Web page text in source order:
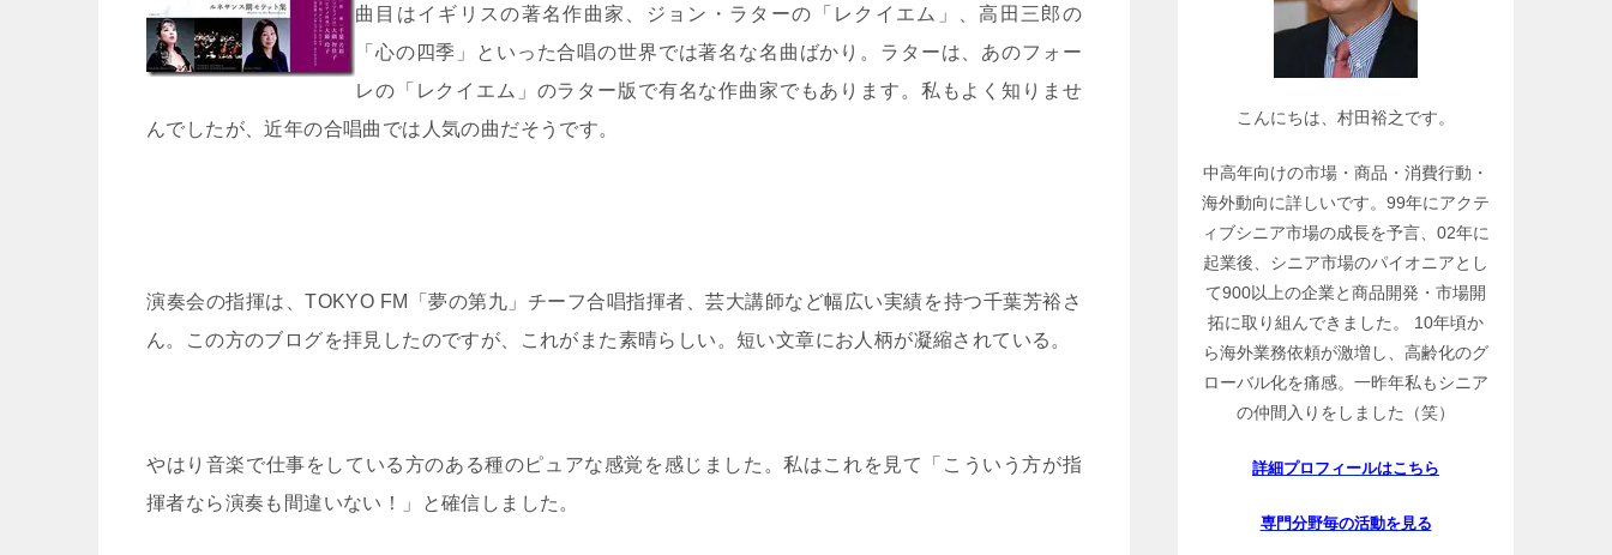
曲目はイギリスの著名作曲家、ジョン・ラターの「レクイエム」、高田三郎の
「心の四季」といった合唱の世界では著名な名曲ばかり。ラターは、あのフォー
レの「レクイエム」のラター版で有名な作曲家でもあります。私もよく知りませ
んでしたが、近年の合唱曲では人気の曲だそうです。
演奏会の指揮は、TOKYO FM
「夢の第九」チーフ合唱指揮者、芸大講師など幅広い実績を持つ千葉芳裕さ
ん。この方のブログを拝見したのですが、これがまた素晴らしい。短い文章にお人柄が凝縮されている。
やはり音楽で仕事をしている方のある種のピュアな感覚を感じました。私はこれを見て「こういう方が指
揮者なら演奏も間違いない！」と確信しました。
こんにちは、村田裕之です。
中高年向けの市場・商品・消費行動・
海外動向に詳しいです。99年にアクテ
ィブシニア市場の成長を予言、02年に
起業後、シニア市場のパイオニアとし
て900以上の企業と商品開発・市場開
拓に取り組んできました。 10年頃か
ら海外業務依頼が激増し、高齢化のグ
ローバル化を痛感。一昨年私もシニア
の仲間入りをしました（笑）
詳細プロフィールはこちら
専門分野毎の活動を見る